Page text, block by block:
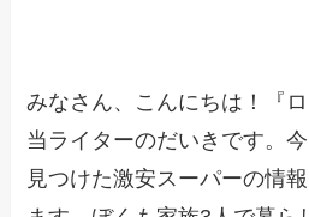
みなさん、こんにちは！『
当ライターのだいきです。
見つけた激安スーパーの情